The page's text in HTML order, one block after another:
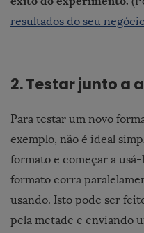
resultados do seu negócio
2. Testar junto a
Para testar um novo
exemplo, não é ideal
formato e começar a
formato corra
usando. Isto pode ser
pela metade e enviando